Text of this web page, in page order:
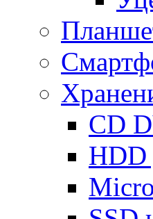
CD
HDD